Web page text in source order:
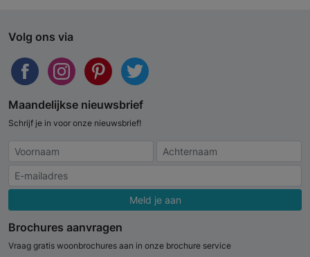
Volg ons via
Maandelijkse nieuwsbrief
Schrijf je in voor onze nieuwsbrief!
Meld je aan
Brochures aanvragen
Vraag gratis woonbrochures aan in onze brochure service